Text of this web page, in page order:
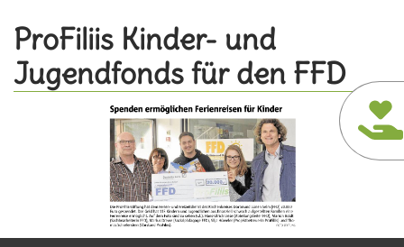
ProFiliis Kinder- und
Jugendfonds für den FFD